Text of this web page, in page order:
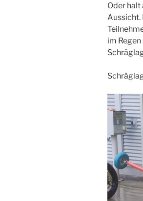
Oder halt
Aussicht.
im